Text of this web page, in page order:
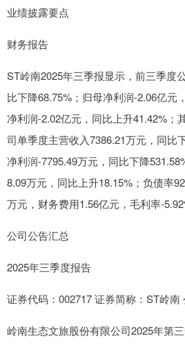
业绩披露要点
财务报告
ST岭南2025年三季报显示，前三季度
比下降68.75%；归母净利润-2.06亿元
净利润-2.02亿元，同比上升41.42%；
司单季度主营收入7386.21万元，同比
净利润-7795.49万元，同比下降
8.09万元，同比上升18.15%；负债率
万元，财务费用1.56亿元，毛利率-
公司公告汇总
2025年三季度报告
证券代码：002717 证券简称：ST岭南
岭南生态文旅股份有限公司2025年第